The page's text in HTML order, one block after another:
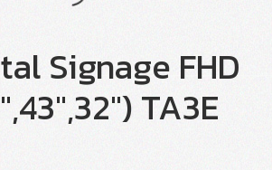
Signage FHD
TA3E